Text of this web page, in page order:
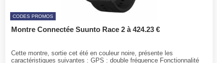
CODES PROMOS
Montre Connectée Suunto Race 2 à 424.23 €
Cette montre, sortie cet été en couleur noire, présente les
caractéristiques suivantes : GPS : double fréquence Fonctionnalité